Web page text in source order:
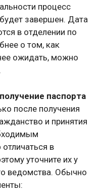
процесс
завершен. Дата
в отделении по
о том, как
ожидать, можно
паспорта
после получения
и принятия
в
уточните их у
ведомства. Обычно